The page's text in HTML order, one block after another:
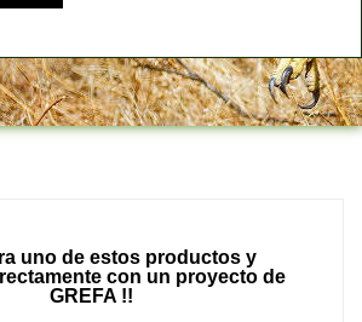
uno de estos productos y
con un proyecto de
GREFA !!